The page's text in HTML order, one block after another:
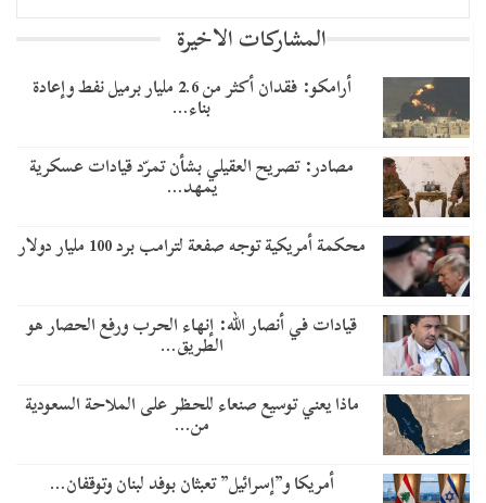
المشاركات الاخيرة
أرامكو: فقدان أكثر من 2.6 مليار برميل نفط وإعادة
بناء…
مصادر: تصريح العقيلي بشأن تمرّد قيادات عسكرية
يمهد…
محكمة أمريكية توجه صفعة لترامب برد 100 مليار دولار
قيادات في أنصار الله: إنهاء الحرب ورفع الحصار هو
الطريق…
ماذا يعني توسيع صنعاء للحظر على الملاحة السعودية
من…
أمريكا و”إسرائيل” تعبثان بوفد لبنان وتوقفان…